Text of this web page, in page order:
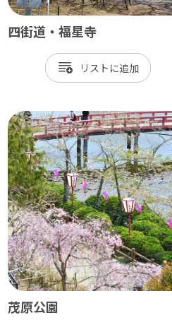
八街市
印西市
白井市
香取市
酒々井町
栄町
神崎町
多古町
東庄町
芝山町
四街道・福星寺
リスト
茂原公園